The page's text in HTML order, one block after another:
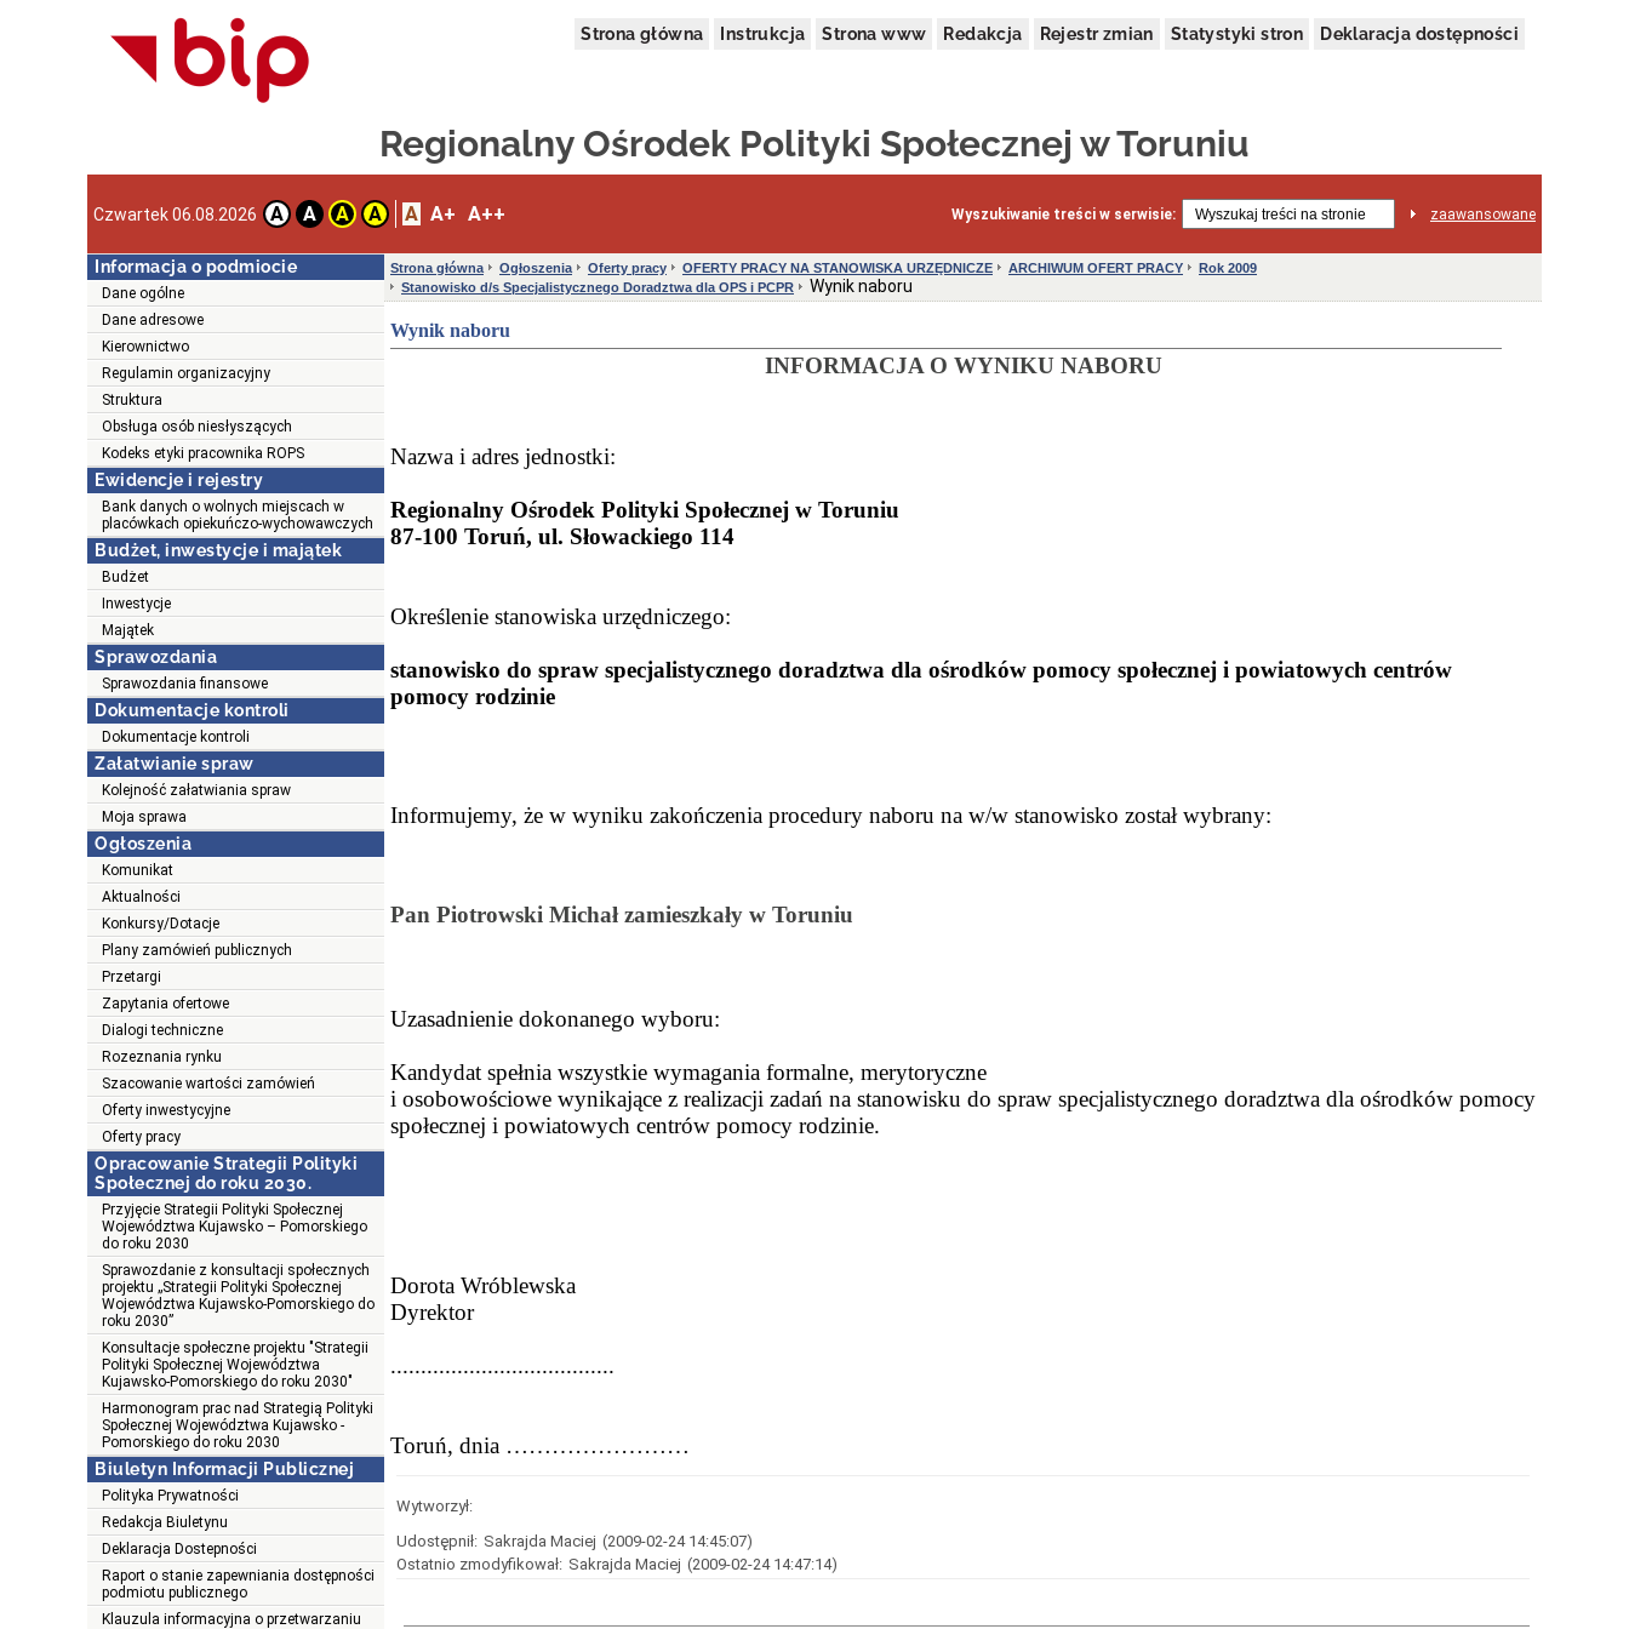
Strona główna Instrukcja Strona www Redakcja Rejestr zmian Statystyki stron Deklaracja dostępności
Regionalny Ośrodek Polityki Społecznej w Toruniu
Czwartek 06.08.2026 A A A A A A+ A++ Wyszukiwanie treści w serwisie: zaawansowane
Informacja o podmiocie
Dane ogólne
Dane adresowe
Kierownictwo
Regulamin organizacyjny
Struktura
Obsługa osób niesłyszących
Kodeks etyki pracownika ROPS
Ewidencje i rejestry
Bank danych o wolnych miejscach w
placówkach opiekuńczo-wychowawczych
Budżet, inwestycje i majątek
Budżet
Inwestycje
Majątek
Sprawozdania
Sprawozdania finansowe
Dokumentacje kontroli
Dokumentacje kontroli
Załatwianie spraw
Kolejność załatwiania spraw
Moja sprawa
Ogłoszenia
Komunikat
Aktualności
Konkursy/Dotacje
Plany zamówień publicznych
Przetargi
Zapytania ofertowe
Dialogi techniczne
Rozeznania rynku
Szacowanie wartości zamówień
Oferty inwestycyjne
Oferty pracy
Opracowanie Strategii Polityki
Społecznej do roku 2030.
Przyjęcie Strategii Polityki Społecznej
Województwa Kujawsko – Pomorskiego
do roku 2030
Sprawozdanie z konsultacji społecznych
projektu „Strategii Polityki Społecznej
Województwa Kujawsko-Pomorskiego do
roku 2030”
Konsultacje społeczne projektu "Strategii
Polityki Społecznej Województwa
Kujawsko-Pomorskiego do roku 2030"
Harmonogram prac nad Strategią Polityki
Społecznej Województwa Kujawsko -
Pomorskiego do roku 2030
Biuletyn Informacji Publicznej
Polityka Prywatności
Redakcja Biuletynu
Deklaracja Dostepności
Raport o stanie zapewniania dostępności
podmiotu publicznego
Klauzula informacyjna o przetwarzaniu
Strona główna Ogłoszenia Oferty pracy OFERTY PRACY NA STANOWISKA URZĘDNICZE ARCHIWUM OFERT PRACY
Rok 2009
Stanowisko d/s Specjalistycznego Doradztwa dla OPS i PCPR
Wynik naboru
Wynik naboru
INFORMACJA O WYNIKU NABORU
Nazwa i adres jednostki:
Regionalny Ośrodek Polityki Społecznej w Toruniu
87-100 Toruń, ul. Słowackiego 114
Określenie stanowiska urzędniczego:
stanowisko do spraw specjalistycznego doradztwa dla ośrodków pomocy społecznej i powiatowych centrów
pomocy rodzinie
Informujemy, że w wyniku zakończenia procedury naboru na w/w stanowisko został wybrany:
Pan Piotrowski Michał zamieszkały w Toruniu
Uzasadnienie dokonanego wyboru:
Kandydat spełnia wszystkie wymagania formalne, merytoryczne
i osobowościowe wynikające z realizacji zadań na stanowisku do spraw specjalistycznego doradztwa dla ośrodków pomocy
społecznej i powiatowych centrów pomocy rodzinie.
Dorota Wróblewska
Dyrektor
.....................................
Toruń, dnia ……………………
Wytworzył:
Udostępnił: Sakrajda Maciej (2009-02-24 14:45:07)
Ostatnio zmodyfikował: Sakrajda Maciej (2009-02-24 14:47:14)